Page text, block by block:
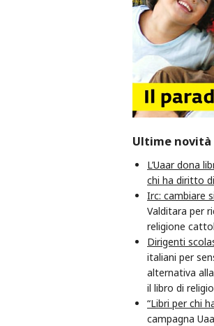
Ultime novità
L’Uaar dona
chi ha diritto
Irc: cambiare
Valditara per
religione
Dirigenti
italiani per
alternativa
il libro di
“Libri per chi
campagna